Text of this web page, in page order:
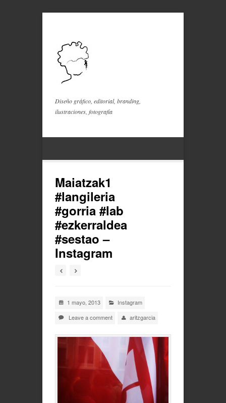
Diseño gráfico, editorial, branding,
ilustraciones, fotografía
Maiatzak1
#langileria
#gorria #lab
#ezkerraldea
#sestao –
Instagram
1 mayo, 2013
Instagram
Leave a comment
aritzgarcia